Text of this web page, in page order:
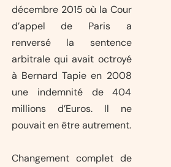
décembre 2015 où la Cour
d’appel de Paris a
renversé la sentence
arbitrale qui avait octroyé
à Bernard Tapie en 2008
une indemnité de 404
millions d’Euros. Il ne
pouvait en être autrement.
Changement complet de